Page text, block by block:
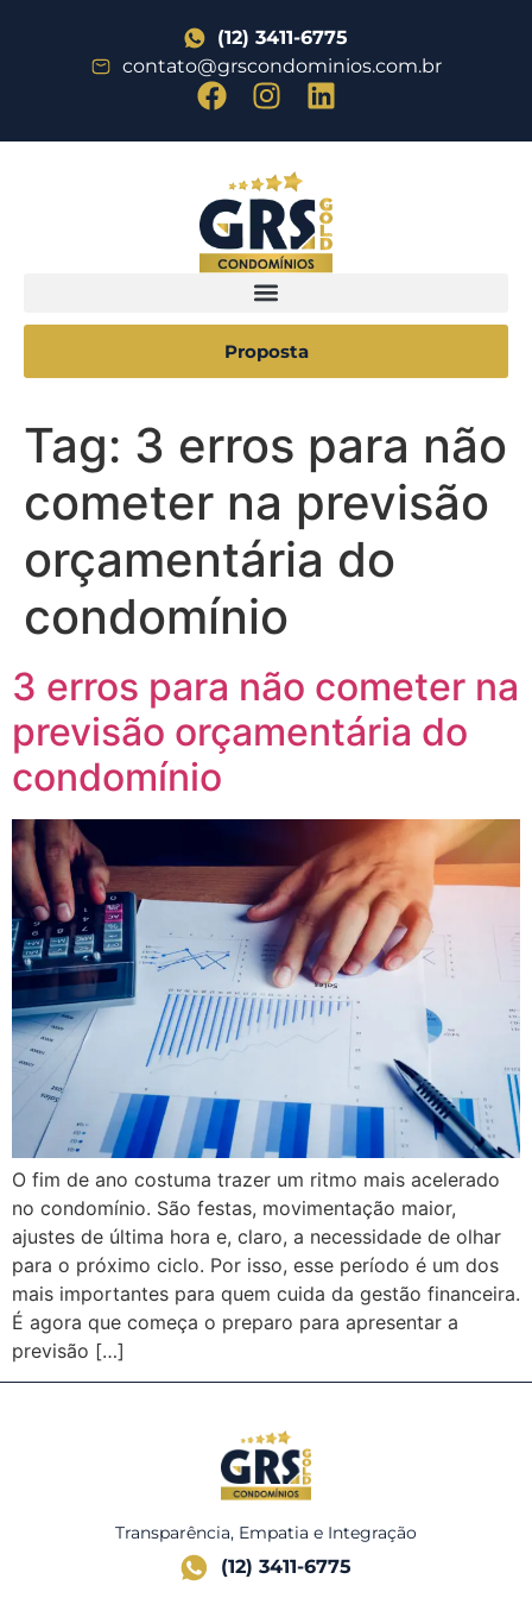
(12) 3411-6775
contato@grscondominios.com.br
Proposta
Tag: 3 erros para não
cometer na previsão
orçamentária do
condomínio
3 erros para não cometer na
previsão orçamentária do
condomínio
O fim de ano costuma trazer um ritmo mais acelerado
no condomínio. São festas, movimentação maior,
ajustes de última hora e, claro, a necessidade de olhar
para o próximo ciclo. Por isso, esse período é um dos
mais importantes para quem cuida da gestão financeira.
É agora que começa o preparo para apresentar a
previsão […]
Transparência, Empatia e Integração
(12) 3411-6775